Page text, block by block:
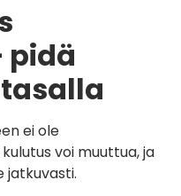
pidä
ei ole
voi muuttua, ja
jatkuvasti.